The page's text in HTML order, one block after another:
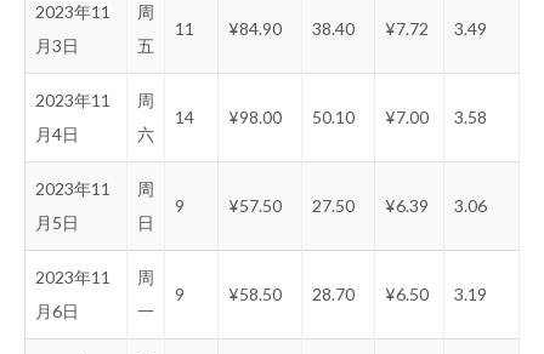
2023年11
月3日
周
五
11 ¥84.90 38.40 ¥7.72 3.49
2023年11
月4日
周
六
14 ¥98.00 50.10 ¥7.00 3.58
2023年11
月5日
周
日
9 ¥57.50 27.50 ¥6.39 3.06
2023年11
月6日
周
一
9 ¥58.50 28.70 ¥6.50 3.19